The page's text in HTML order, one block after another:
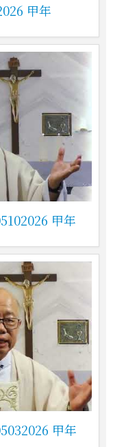
甲年
甲年
甲年